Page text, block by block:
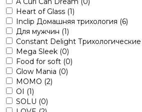
Heart of Glass (1)
Inclip Домашняя трихология (6)
Для мужчин (1)
Constant Delight
Mega Sleek (0)
Food for soft (0)
Glow Mania (0)
MOMO (2)
OI (1)
SOLU (0)